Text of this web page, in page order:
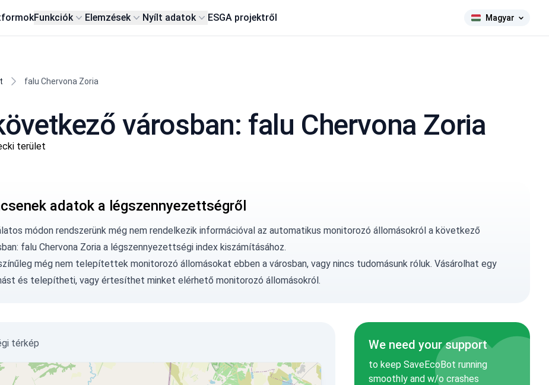
Funkciók Elemzések Nyílt adatok ESGA projektről Magyar
falu Chervona Zoria
városban: falu Chervona Zoria
terület
adatok a légszennyezettségről
módon rendszerünk még nem rendelkezik információval az automatikus monitorozó állomásokról a következő
falu Chervona Zoria a légszennyezettségi index kiszámításához.
még nem telepítettek monitorozó állomásokat ebben a városban, vagy nincs tudomásunk róluk. Vásárolhat egy
és telepítheti, vagy értesíthet minket elérhető monitorozó állomásokról.
térkép We need your support
to keep SaveEcoBot running
smoothly and w/o crashes